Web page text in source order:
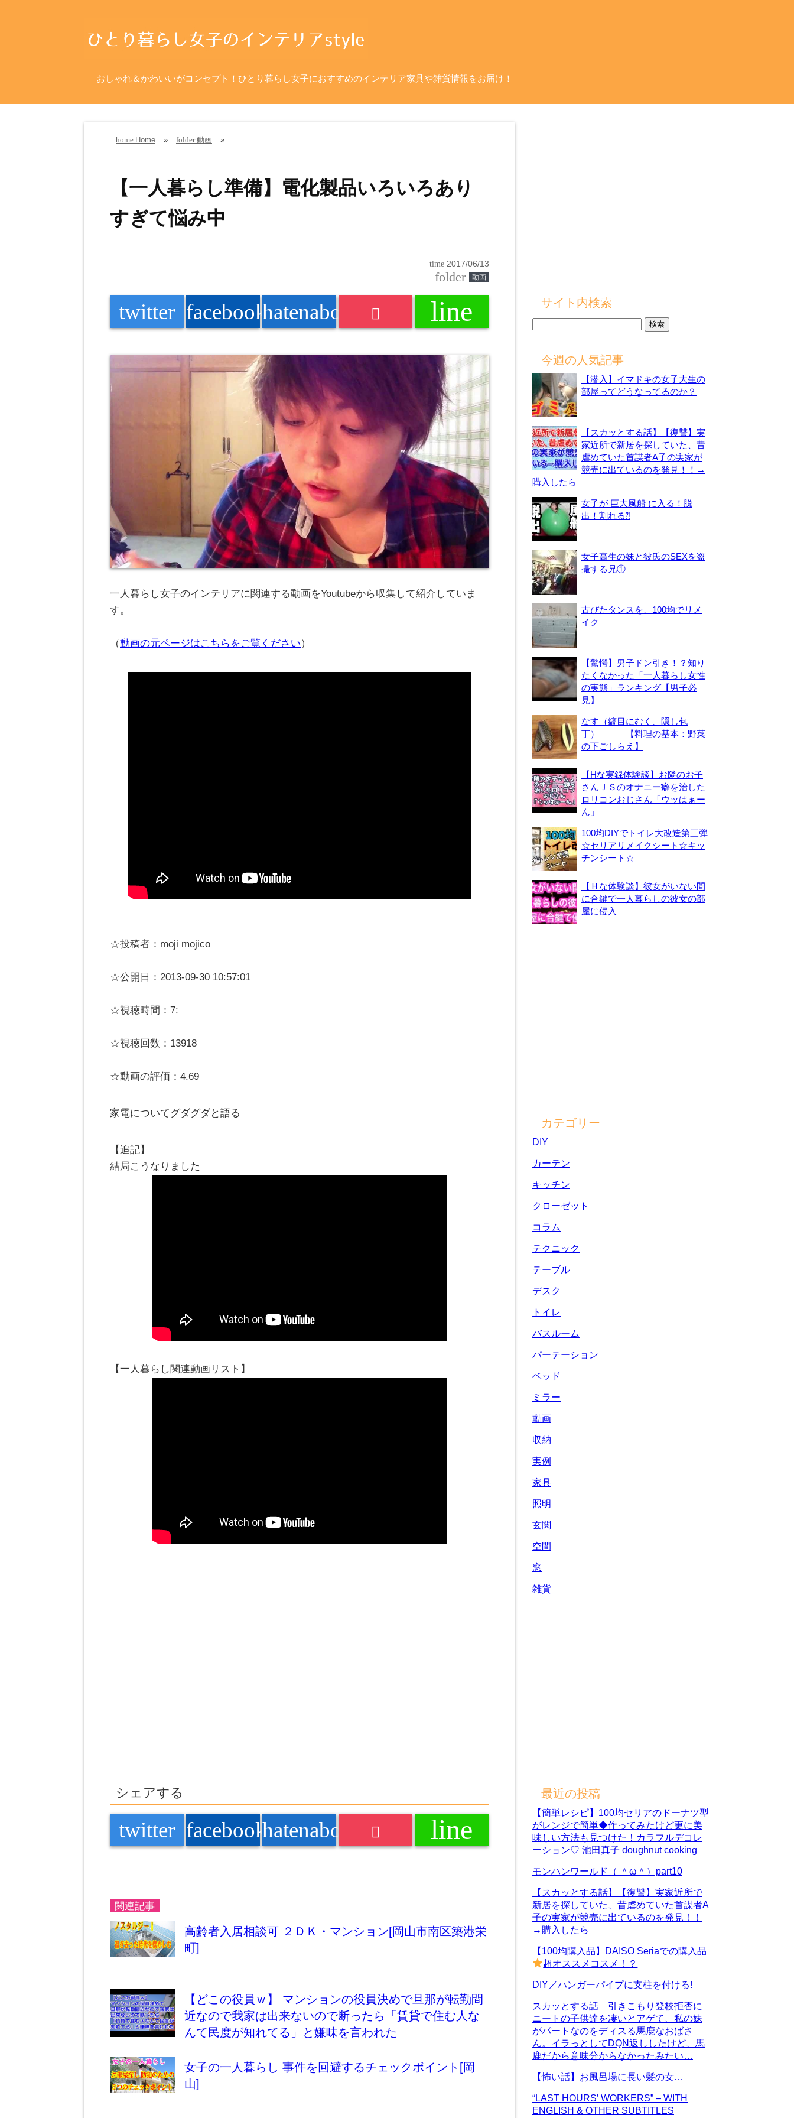
おしゃれ＆かわいいがコンセプト！ひとり暮らし女子におすすめのインテリア家具や雑貨情報をお届け！
home Home » folder動画 »
【一人暮らし準備】電化製品いろいろあり
すぎて悩み中
time 2017/06/13
folder 動画
twitter facebookhatenabookmark line
一人暮らし女子のインテリアに関連する動画をYoutubeから収集して紹介していま
す。
（動画の元ページはこちらをご覧ください）
☆投稿者：moji mojico
☆公開日：2013-09-30 10:57:01
☆視聴時間：7:
☆視聴回数：13918
☆動画の評価：4.69
家電についてグダグダと語る
【追記】
結局こうなりました
【一人暮らし関連動画リスト】
シェアする
twitter facebookhatenabookmark line
関連記事
高齢者入居相談可 ２ＤＫ・マンション[岡山市南区築港栄
町]
【どこの役員ｗ】 マンションの役員決めで旦那が転勤間
近なので我家は出来ないので断ったら「賃貸で住む人な
んて民度が知れてる」と嫌味を言われた
女子の一人暮らし 事件を回避するチェックポイント[岡
山]
サイト内検索
今週の人気記事
【潜入】イマドキの女子大生の
部屋ってどうなってるのか？
【スカッとする話】【復讐】実
家近所で新居を探していた、昔
虐めていた首謀者A子の実家が
競売に出ているのを発見！！→
購入したら
女子が 巨大風船 に入る！脱
出！割れる⁈
女子高生の妹と彼氏のSEXを盗
撮する兄①
古びたタンスを、100均でリメ
イク
【驚愕】男子ドン引き！？知り
たくなかった「一人暮らし女性
の実態」ランキング【男子必
見】
なす（縞目にむく、隠し包
丁） 【料理の基本：野菜
の下ごしらえ】
【Hな実録体験談】お隣のお子
さんＪＳのオナニー癖を治した
ロリコンおじさん「ウッはぁー
ん」
100均DIYでトイレ大改造第三弾
☆セリアリメイクシート☆キッ
チンシート☆
【Ｈな体験談】彼女がいない間
に合鍵で一人暮らしの彼女の部
屋に侵入
カテゴリー
DIY
カーテン
キッチン
クローゼット
コラム
テクニック
テーブル
デスク
トイレ
バスルーム
パーテーション
ベッド
ミラー
動画
収納
実例
家具
照明
玄関
空間
窓
雑貨
最近の投稿
【簡単レシピ】100均セリアのドーナツ型
がレンジで簡単◆作ってみたけど更に美
味しい方法も見つけた！カラフルデコレ
ーション♡ 池田真子 doughnut cooking
モンハンワールド（ ＾ω＾）part10
【スカッとする話】【復讐】実家近所で
新居を探していた、昔虐めていた首謀者A
子の実家が競売に出ているのを発見！！
→購入したら
【100均購入品】DAISO Seriaでの購入品
超オススメコスメ！？
DIY／ハンガーパイプに支柱を付ける!
スカッとする話 引きこもり登校拒否に
ニートの子供達を凄いとアゲて、私の妹
がパートなのをディスる馬鹿なおばさ
ん。イラっとしてDQN返ししたけど、馬
鹿だから意味分からなかったみたい…
【怖い話】お風呂場に長い髪の女…
“LAST HOURS’ WORKERS” – WITH
ENGLISH & OTHER SUBTITLES